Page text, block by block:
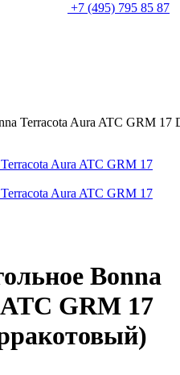
+7 (495) 795 85 87
Terracota Aura ATC GRM 17
Bonna
GRM 17